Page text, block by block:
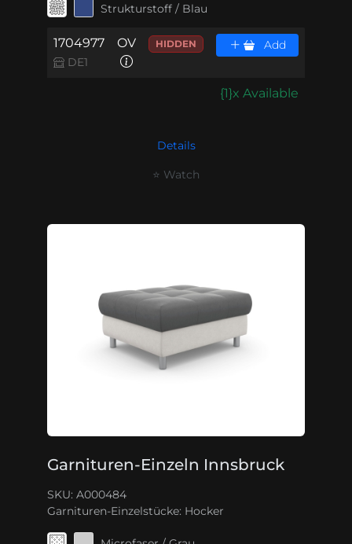
Strukturstoff / Blau
1704977
DE1
OV HIDDEN Add
{1}x Available
Details
⭐ Watch
Garnituren-Einzeln Innsbruck
SKU: A000484
Garnituren-Einzelstücke: Hocker